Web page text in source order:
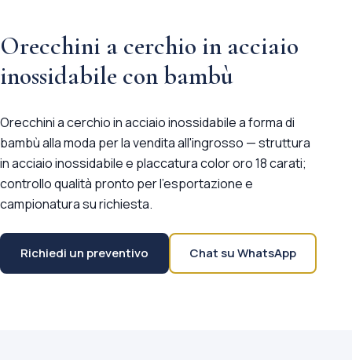
Orecchini a cerchio in acciaio
inossidabile con bambù
Orecchini a cerchio in acciaio inossidabile a forma di
bambù alla moda per la vendita all'ingrosso — struttura
in acciaio inossidabile e placcatura color oro 18 carati;
controllo qualità pronto per l'esportazione e
campionatura su richiesta.
Richiedi un preventivo Chat su WhatsApp